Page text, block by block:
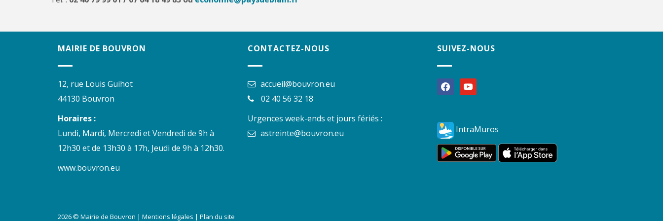
MAIRIE DE BOUVRON
12, rue Louis Guihot
44130 Bouvron
Horaires :
Lundi, Mardi, Mercredi et Vendredi de 9h à
12h30 et de 13h30 à 17h, Jeudi de 9h à 12h30.
www.bouvron.eu
CONTACTEZ-NOUS
accueil@bouvron.eu
02 40 56 32 18
Urgences week-ends et jours fériés :
astreinte@bouvron.eu
SUIVEZ-NOUS
facebookyoutube
IntraMuros
2026 © Mairie de Bouvron | Mentions légales | Plan du site